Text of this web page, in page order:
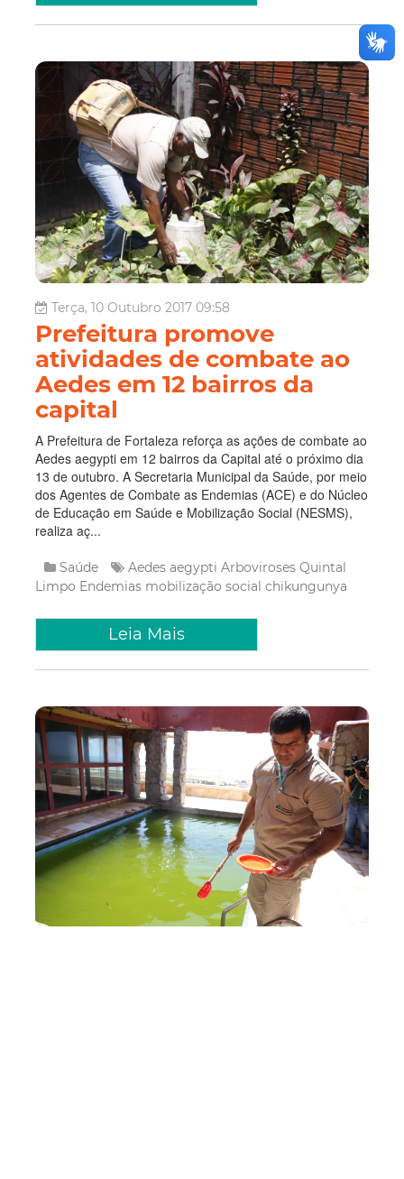
Terça, 10 Outubro 2017 09:58
Prefeitura promove
atividades de combate ao
Aedes em 12 bairros da
capital
A Prefeitura de Fortaleza reforça as ações de combate ao
Aedes aegypti em 12 bairros da Capital até o próximo dia
13 de outubro. A Secretaria Municipal da Saúde, por meio
dos Agentes de Combate as Endemias (ACE) e do Núcleo
de Educação em Saúde e Mobilização Social (NESMS),
realiza aç...
Saúde Aedes aegypti Arboviroses Quintal
Limpo Endemias mobilização social chikungunya
Leia Mais